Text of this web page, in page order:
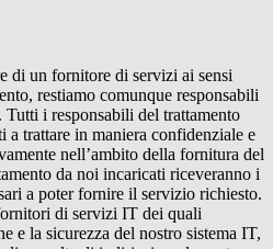
di un fornitore di servizi ai sensi
restiamo comunque responsabili
i responsabili del trattamento
a trattare in maniera confidenziale e
nell’ambito della fornitura del
da noi incaricati riceveranno i
a poter fornire il servizio richiesto.
di servizi IT dei quali
e la sicurezza del nostro sistema IT,